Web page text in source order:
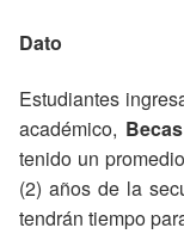
Dato
Estudiantes
académico,
tenido un
(2) años de la
tendrán tiempo